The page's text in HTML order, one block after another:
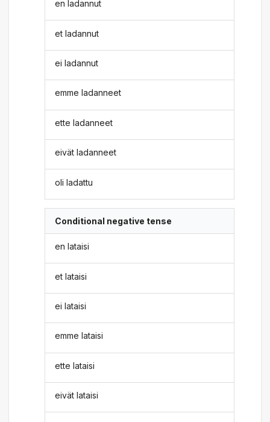
en ladannut
et ladannut
ei ladannut
emme ladanneet
ette ladanneet
eivät ladanneet
oli ladattu
Conditional negative tense
en lataisi
et lataisi
ei lataisi
emme lataisi
ette lataisi
eivät lataisi